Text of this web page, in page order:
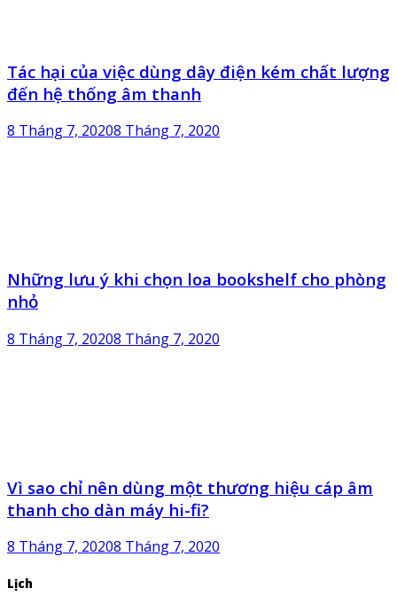
Tác hại của việc dùng dây điện kém chất lượng
đến hệ thống âm thanh
8 Tháng 7, 20208 Tháng 7, 2020
Những lưu ý khi chọn loa bookshelf cho phòng
nhỏ
8 Tháng 7, 20208 Tháng 7, 2020
Vì sao chỉ nên dùng một thương hiệu cáp âm
thanh cho dàn máy hi-fi?
8 Tháng 7, 20208 Tháng 7, 2020
Lịch